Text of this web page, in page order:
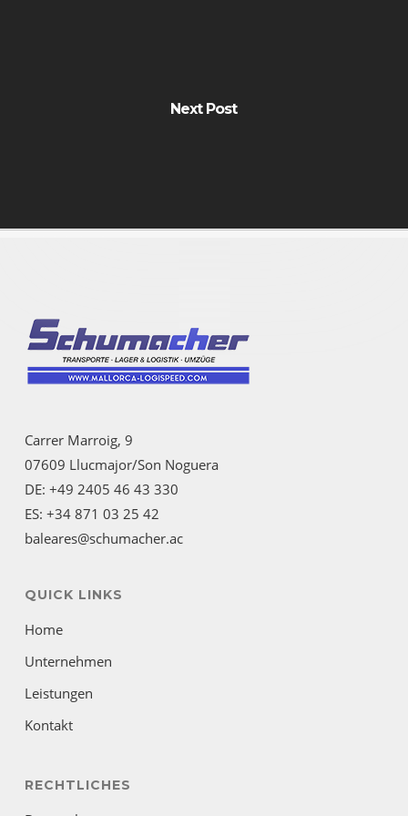
Next Post
Carrer Marroig, 9
07609 Llucmajor/Son Noguera
DE: +49 2405 46 43 330
ES: +34 871 03 25 42
baleares@schumacher.ac
QUICK LINKS
Home
Unternehmen
Leistungen
Kontakt
RECHTLICHES